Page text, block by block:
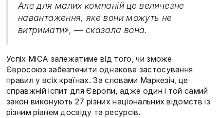
Але для малих компаній це величезне
навантаження, яке вони можуть не
витримати», — сказала вона.
Успіх MiCA залежатиме від того, чи зможе
Євросоюз забезпечити однакове застосування
правил у всіх країнах. За словами Маркезіч, це
справжній іспит для Європи, адже один і той самий
закон виконують 27 різних національних відомств із
різним рівнем досвіду та ресурсів.